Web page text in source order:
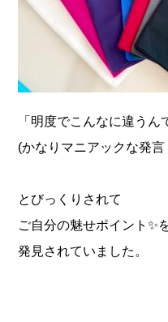
「明度でこんなに違うん
(かなりマニアックな発
とびっくりされて
ご自分の魅せポイント✨
発見されていました。